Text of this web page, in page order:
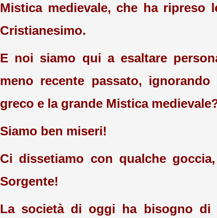
Mistica medievale, che ha ripreso
Cristianesimo.
E noi siamo qui a esaltare
meno recente passato, ignorando
greco e la grande Mistica
Siamo ben miseri!
Ci dissetiamo con qualche
Sorgente!
La società di oggi ha bisogno